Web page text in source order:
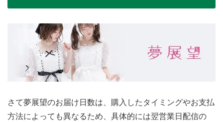
さて夢展望のお届け日数は、購入したタイミングやお支払
方法によっても異なるため、具体的には翌営業日配信の